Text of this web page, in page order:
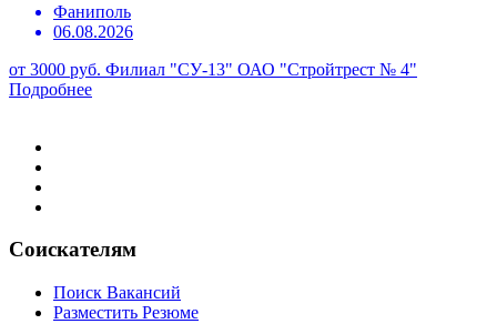
Фаниполь
06.08.2026
от 3000 руб. Филиал "СУ-13" ОАО "Стройтрест № 4"
Подробнее
Соискателям
Поиск Вакансий
Разместить Резюме